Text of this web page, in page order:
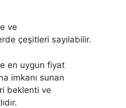
ve
çeşitleri sayılabilir.
en uygun fiyat
imkanı sunan
beklenti ve